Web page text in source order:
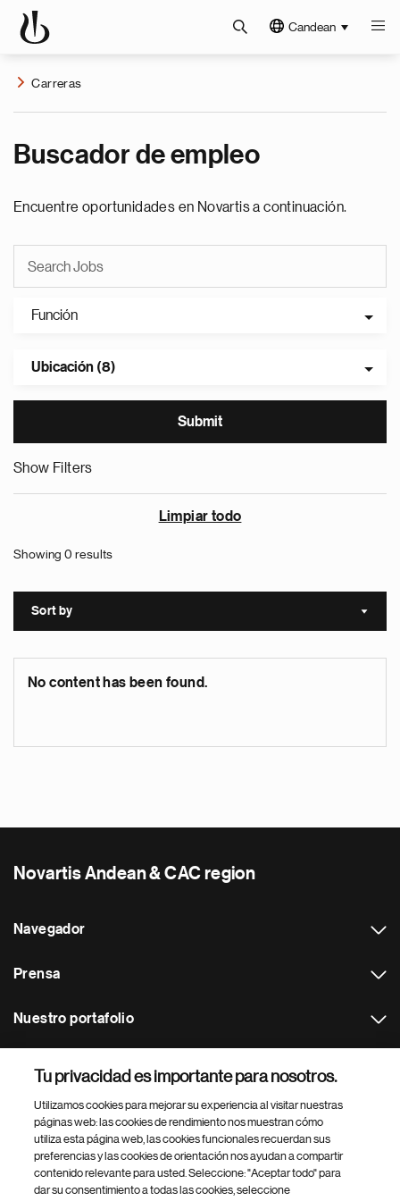
Candean
Carreras
Buscador de empleo
Encuentre oportunidades en Novartis a continuación.
Función
Ubicación (8)
Show Filters
Limpiar todo
Showing 0 results
Sort by Sort
No content has been found.
Novartis Andean & CAC region
Navegador
Prensa
Nuestro portafolio
Footer Site Search
Tu privacidad es importante para nosotros.
Utilizamos cookies para mejorar su experiencia al visitar nuestras
páginas web: las cookies de rendimiento nos muestran cómo
utiliza esta página web, las cookies funcionales recuerdan sus
preferencias y las cookies de orientación nos ayudan a compartir
contenido relevante para usted. Seleccione: "Aceptar todo" para
dar su consentimiento a todas las cookies, seleccione